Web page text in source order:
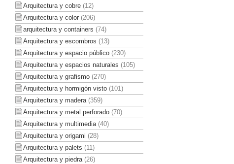
Arquitectura y cobre(12)
Arquitectura y color(206)
arquitectura y containers (74)
Arquitectura y escombros (13)
Arquitectura y espacio público(230)
Arquitectura y espacios naturales (105)
Arquitectura y grafismo(270)
Arquitectura y hormigón visto(101)
Arquitectura y madera(359)
Arquitectura y metal perforado(70)
Arquitectura y multimedia(40)
Arquitectura y origami (28)
Arquitectura y palets (11)
Arquitectura y piedra(26)